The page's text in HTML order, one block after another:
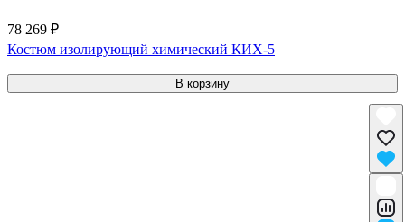
78 269 ₽
Костюм изолирующий химический КИХ-5
В корзину